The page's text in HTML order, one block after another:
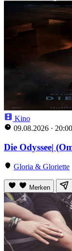
Kino
09.08.2026 ·
Die Odyssee|
Gloria & Gloriette
Merken